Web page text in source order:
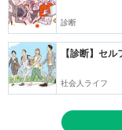
診断
【診断】セ
社会人ライフ